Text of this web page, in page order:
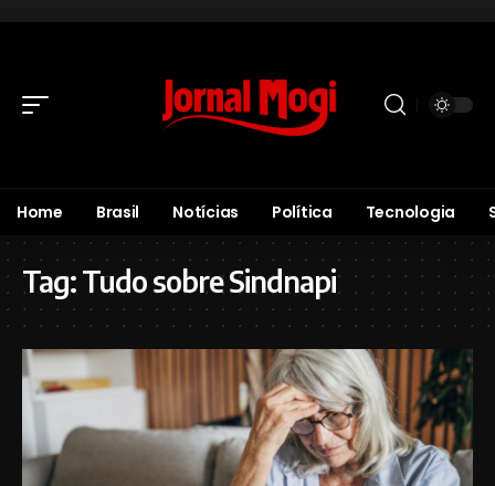
Home Brasil Notícias Política Tecnologia
Tag:Tudo sobre Sindnapi